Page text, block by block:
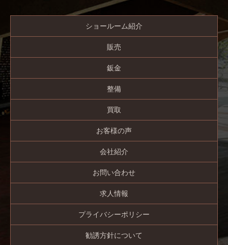
ショールーム紹介
販売
鈑金
整備
買取
お客様の声
会社紹介
お問い合わせ
求人情報
プライバシーポリシー
勧誘方針について